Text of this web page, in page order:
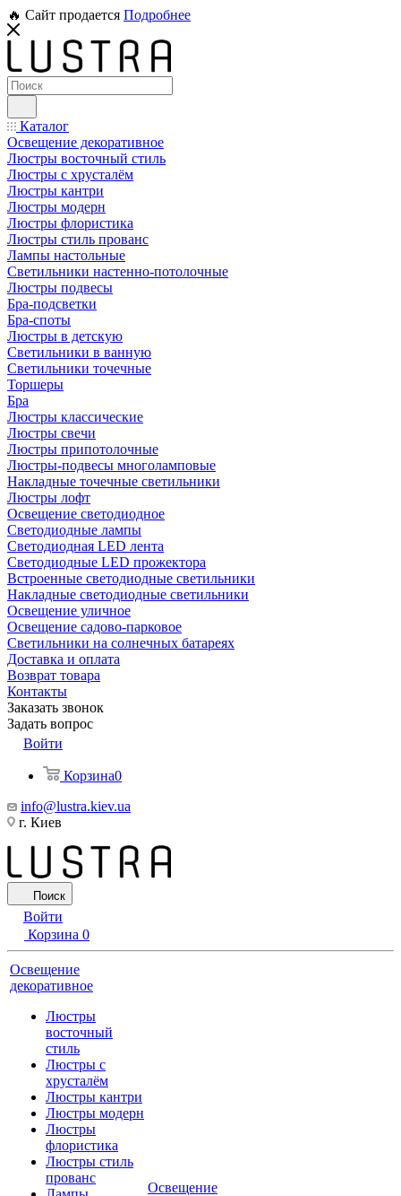
🔥 Сайт продается Подробнее
Каталог
Освещение декоративное
Люстры восточный стиль
Люстры с хрусталём
Люстры кантри
Люстры модерн
Люстры флористика
Люстры стиль прованс
Лампы настольные
Светильники настенно-потолочные
Люстры подвесы
Бра-подсветки
Бра-споты
Люстры в детскую
Светильники в ванную
Светильники точечные
Торшеры
Бра
Люстры классические
Люстры свечи
Люстры припотолочные
Люстры-подвесы многоламповые
Накладные точечные светильники
Люстры лофт
Освещение светодиодное
Светодиодные лампы
Светодиодная LED лента
Светодиодные LED прожектора
Встроенные светодиодные светильники
Накладные светодиодные светильники
Освещение уличное
Освещение садово-парковое
Светильники на солнечных батареях
Доставка и оплата
Возврат товара
Контакты
Заказать звонок
Задать вопрос
Войти
Корзина0
info@lustra.kiev.ua
г. Киев
Поиск
Войти
Корзина 0
Освещение
декоративное
Люстры
восточный
стиль
Люстры с
хрусталём
Люстры кантри
Люстры модерн
Люстры
флористика
Люстры стиль
прованс
Освещение